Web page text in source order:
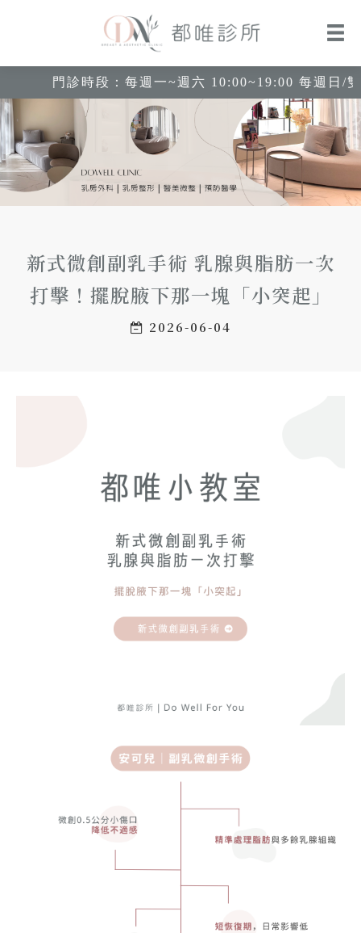
門診時段：每週一~週六 10:00~19:00 每週日/雙
新式微創副乳手術 乳腺與脂肪一次
打擊！擺脫腋下那一塊「小突起」
2026-06-04